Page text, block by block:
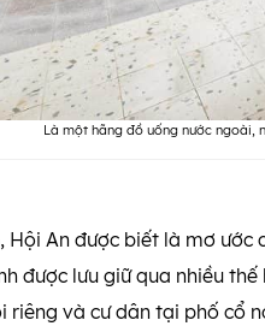
Là một hãng đồ uống nước ngoài,
Hội An được biết là mơ
được lưu giữ qua nhiều
riêng và cư dân tại phố cổ